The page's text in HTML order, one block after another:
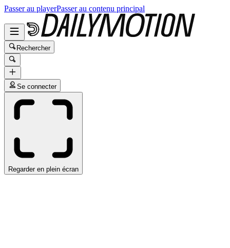
Passer au playerPasser au contenu principal
Rechercher
Se connecter
Regarder en plein écran